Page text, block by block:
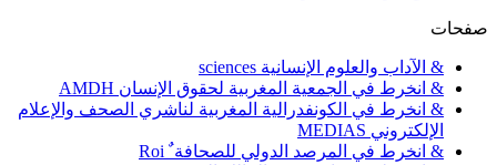
صفحات
& الآداب والعلوم الإنسانية sciences
& انخرط في الجمعية المغربية لحقوق الإنسان AMDH
& انخرط في الكونفدرالية المغربية لناشري الصحف والإعلام
الإلكتروني MEDIAS
& انخرط في المرصد الدولي للصحافة ٌ Roi